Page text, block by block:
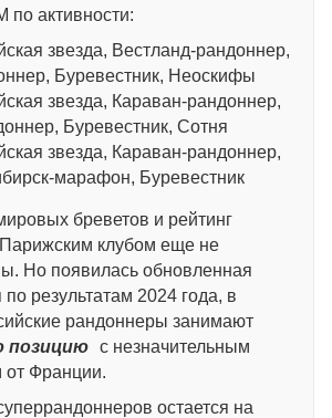
активности:
звезда, Вестланд-рандоннер,
Буревестник, Неоскифы
звезда, Караван-рандоннер,
Буревестник, Сотня
звезда, Караван-рандоннер,
марафон, Буревестник
бреветов и рейтинг
клубом еще не
Но появилась обновленная
результатам 2024 года, в
рандоннеры занимают
позицию
с незначительным
от Франции.
остается на